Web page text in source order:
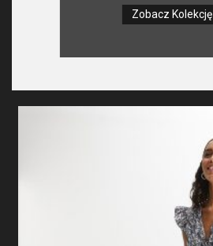
Zobacz Kolekcję